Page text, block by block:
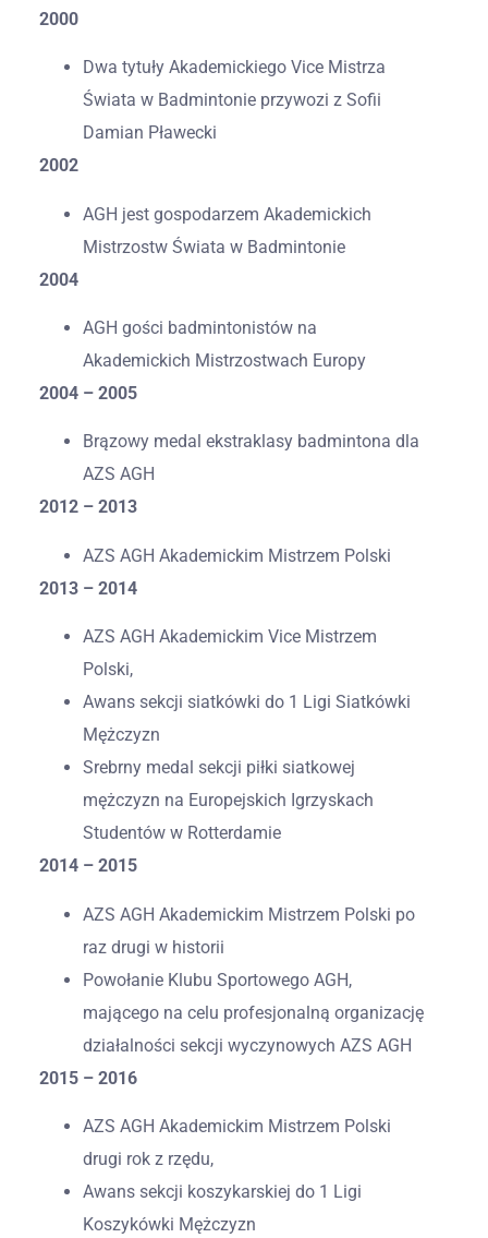
2000
Dwa tytuły Akademickiego Vice Mistrza
Świata w Badmintonie przywozi z Sofii
Damian Pławecki
2002
AGH jest gospodarzem Akademickich
Mistrzostw Świata w Badmintonie
2004
AGH gości badmintonistów na
Akademickich Mistrzostwach Europy
2004 – 2005
Brązowy medal ekstraklasy badmintona dla
AZS AGH
2012 – 2013
AZS AGH Akademickim Mistrzem Polski
2013 – 2014
AZS AGH Akademickim Vice Mistrzem
Polski,
Awans sekcji siatkówki do 1 Ligi Siatkówki
Mężczyzn
Srebrny medal sekcji piłki siatkowej
mężczyzn na Europejskich Igrzyskach
Studentów w Rotterdamie
2014 – 2015
AZS AGH Akademickim Mistrzem Polski po
raz drugi w historii
Powołanie Klubu Sportowego AGH,
mającego na celu profesjonalną organizację
działalności sekcji wyczynowych AZS AGH
2015 – 2016
AZS AGH Akademickim Mistrzem Polski
drugi rok z rzędu,
Awans sekcji koszykarskiej do 1 Ligi
Koszykówki Mężczyzn